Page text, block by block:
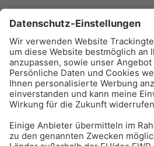
BAU-Index
Erhalten Sie regelmäßig